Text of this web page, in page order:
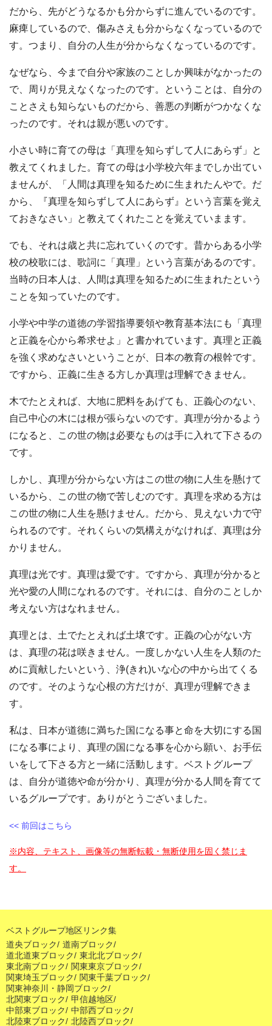
だから、先がどうなるかも分からずに進んでいるのです。
麻痺しているので、傷みさえも分からなくなっているので
す。つまり、自分の人生が分からなくなっているのです。
なぜなら、今まで自分や家族のことしか興味がなかったの
で、周りが見えなくなったのです。ということは、自分の
ことさえも知らないものだから、善悪の判断がつかなくな
ったのです。それは親が悪いのです。
小さい時に育ての母は「真理を知らずして人にあらず」と
教えてくれました。育ての母は小学校六年までしか出てい
ませんが、「人間は真理を知るために生まれたんやで。だ
から、『真理を知らずして人にあらず』という言葉を覚え
ておきなさい」と教えてくれたことを覚えていまます。
でも、それは歳と共に忘れていくのです。昔からある小学
校の校歌には、歌詞に「真理」という言葉があるのです。
当時の日本人は、人間は真理を知るために生まれたという
ことを知っていたのです。
小学や中学の道徳の学習指導要領や教育基本法にも「真理
と正義を心から希求せよ」と書かれています。真理と正義
を強く求めなさいということが、日本の教育の根幹です。
ですから、正義に生きる方しか真理は理解できません。
木でたとえれば、大地に肥料をあげても、正義心のない、
自己中心の木には根が張らないのです。真理が分かるよう
になると、この世の物は必要なものは手に入れて下さるの
です。
しかし、真理が分からない方はこの世の物に人生を懸けて
いるから、この世の物で苦しむのです。真理を求める方は
この世の物に人生を懸けません。だから、見えない力で守
られるのです。それくらいの気構えがなければ、真理は分
かりません。
真理は光です。真理は愛です。ですから、真理が分かると
光や愛の人間になれるのです。それには、自分のことしか
考えない方はなれません。
真理とは、土でたとえれば土壌です。正義の心がない方
は、真理の花は咲きません。一度しかない人生を人類のた
めに貢献したいという、浄(きれ)いな心の中から出てくる
のです。そのような心根の方だけが、真理が理解できま
す。
私は、日本が道徳に満ちた国になる事と命を大切にする国
になる事により、真理の国になる事を心から願い、お手伝
いをして下さる方と一緒に活動します。ベストグループ
は、自分が道徳や命が分かり、真理が分かる人間を育てて
いるグループです。ありがとうございました。
<< 前回はこちら
※内容、テキスト、画像等の無断転載・無断使用を固く禁じま
す。
ベストグループ地区リンク集
道央ブロック/ 道南ブロック/
道北道東ブロック/ 東北北ブロック/
東北南ブロック/ 関東東京ブロック/
関東埼玉ブロック/ 関東千葉ブロック/
関東神奈川・静岡ブロック/
北関東ブロック/ 甲信越地区/
中部東ブロック/ 中部西ブロック/
北陸東ブロック/ 北陸西ブロック/